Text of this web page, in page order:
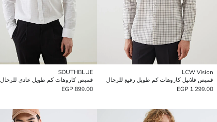
LCW Vision
قميص فلانيل كاروهات كم طويل رفيع للرجال
1,299.00 EGP
SOUTHBLUE
قميص كاروهات كم طويل عادي للرجال
899.00 EGP